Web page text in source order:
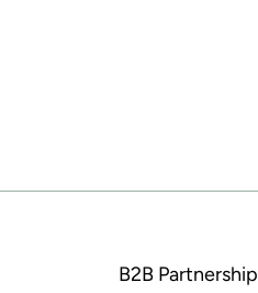
B2B Partnership